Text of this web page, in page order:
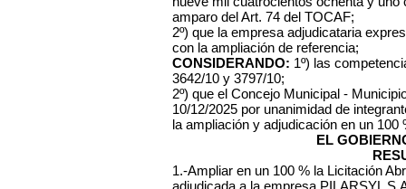
amparo del Art. 74 del TOCAF;
2º) que la empresa adjudicataria
con la ampliación de referencia;
CONSIDERANDO: 1º) las
3642/10 y 3797/10;
2º) que el Concejo Municipal -
10/12/2025 por unanimidad de
la ampliación y adjudicación en un 100
EL
1.-Ampliar en un 100 % la Licitación
adjudicada a la empresa PILARSYL